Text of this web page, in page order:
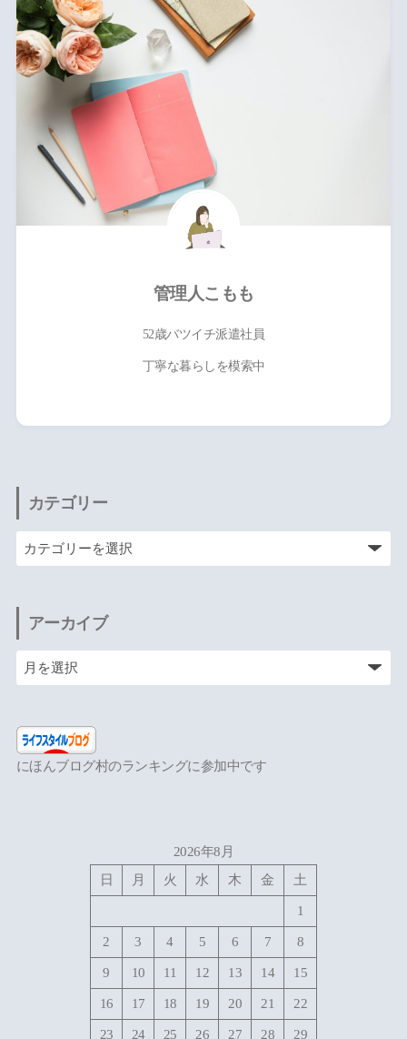
管理人こもも
52歳バツイチ派遣社員
丁寧な暮らしを模索中
カテゴリー
アーカイブ
にほんブログ村のランキングに参加中です
2026年8月
日
月 火 水 木 金 土
1
2 3 4 5 6 7 8
9 10 11 12 13 14 15
16 17 18 19 20 21 22
23 24 25 26 27 28 29